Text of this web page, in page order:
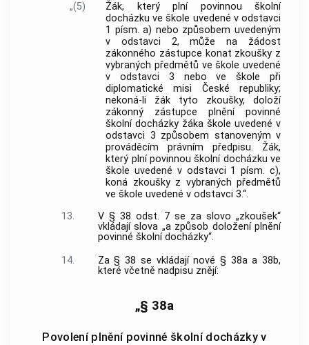
„(5)
Žák, který plní povinnou školní
docházku ve škole uvedené v odstavci
1 písm. a) nebo způsobem uvedeným
v odstavci 2, může na žádost
zákonného zástupce konat zkoušky z
vybraných předmětů ve škole uvedené
v odstavci 3 nebo ve škole při
diplomatické misi České republiky;
nekoná-li žák tyto zkoušky, doloží
zákonný zástupce plnění povinné
školní docházky žáka škole uvedené v
odstavci 3 způsobem stanoveným v
prováděcím právním předpisu. Žák,
který plní povinnou školní docházku ve
škole uvedené v odstavci 1 písm. c),
koná zkoušky z vybraných předmětů
ve škole uvedené v odstavci 3.“.
13.
V § 38 odst. 7 se za slovo „zkoušek“
vkládají slova „a způsob doložení plnění
povinné školní docházky“.
14.
Za § 38 se vkládají nové § 38a a 38b,
které včetně nadpisu znějí:
„§ 38a
Povolení plnění povinné školní docházky v